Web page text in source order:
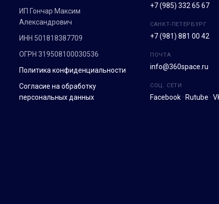
ИП Гончар Максим
Александрович
ИНН 501818387709
ОГРН 319508100030536
Политика конфиденциальности
Согласие на обработку
персональных данных
+7 (985) 332 65 67
САНКТ-ПЕТЕРБУРГ
+7 (981) 881 00 42
ПОЧТА
info@360space.ru
СОЦ. СЕТИ
Facebook· Rutube ·